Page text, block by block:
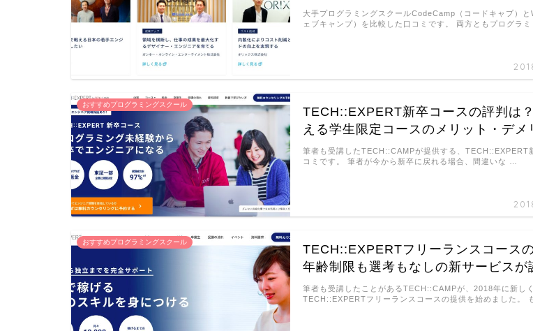
大手プログラミングスクールCodeCamp（コードキャプ）と
ェブキャンプ）を比較した口コミです。 両方ともプログラミ
おすすめプログラミングスクール
TECH::EXPERT新卒コースの評判は
える学生限定コースのメリット・デメ
筆者も受講したTECH::CAMPが提供する、TECH::EXPERT
コミです。 筆者が今から新卒に戻れる場合、間違いな …
おすすめプログラミングスクール
TECH::EXPERTフリーランスコース
年齢制限も選考もなしの新サービスが
筆者も受講したことがあるTECH::CAMPが、2018年に新しく
TECH::EXPERTフリーランスコースの提供を始めました。